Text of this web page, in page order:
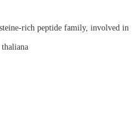
rich peptide family, involved in